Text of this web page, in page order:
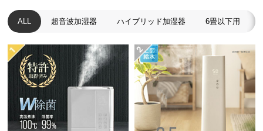
梱
設
置
サ
ー
ビ
に
つ
ALL 超音波加湿器 ハイブリッド加湿器 6畳以下用